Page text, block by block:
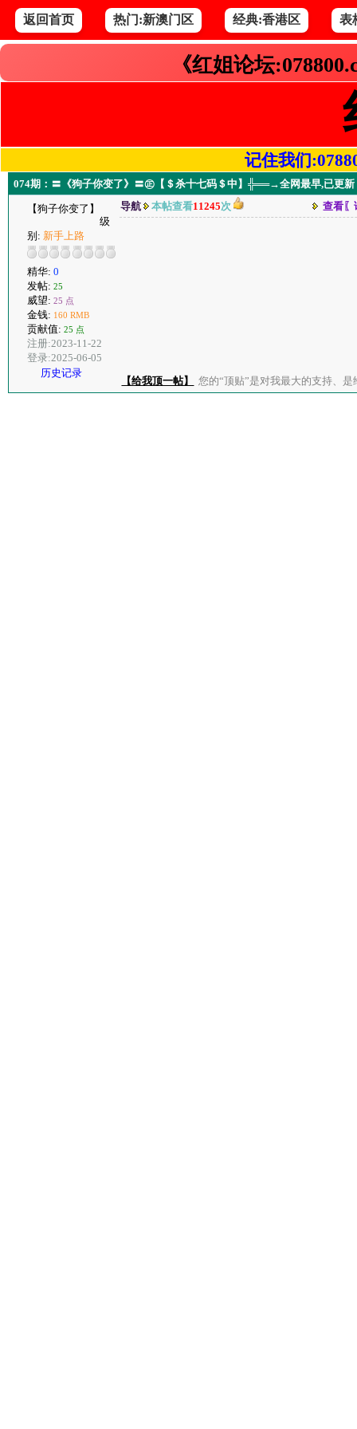
返回首页 热门:新澳门区 经典:香港区 表
《红姐论坛
记住我们
074期：〓《狗子你变了》〓㊣【＄杀十七码＄中】╬══→全网最早,已更新
【狗子你变了】
级
别: 新手上路
精华: 0
发帖: 25
威望: 25 点
金钱: 160 RMB
贡献值: 25 点
注册:2023-11-22
登录:2025-06-05
历史记录
导航 本帖查看11245次 查看〖
【给我顶一帖】 您的“顶贴”是对我最大的支持、